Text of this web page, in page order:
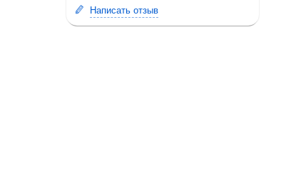
Написать отзыв